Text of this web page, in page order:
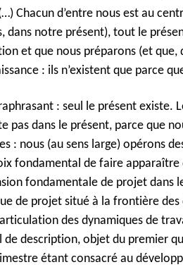
Chacun d’entre nous est au
dans notre présent), tout le
et que nous préparons (et
: ils n’existent que parce
: seul le présent existe.
pas dans le présent, parce que
: nous (au sens large) opérons
fondamental de faire apparaître
fondamentale de projet dans
de projet situé à la frontière des
des dynamiques de
de description, objet du premier
étant consacré au